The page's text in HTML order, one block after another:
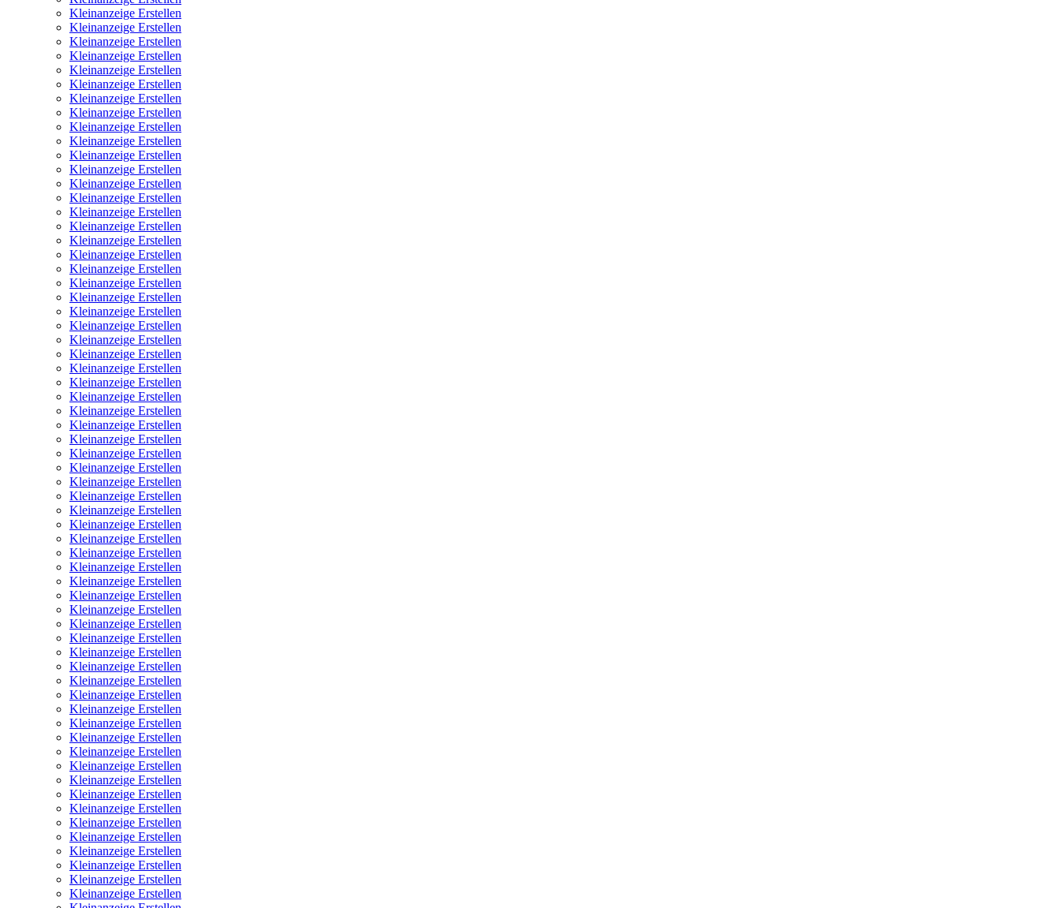
Kleinanzeige Erstellen
Kleinanzeige Erstellen
Kleinanzeige Erstellen
Kleinanzeige Erstellen
Kleinanzeige Erstellen
Kleinanzeige Erstellen
Kleinanzeige Erstellen
Kleinanzeige Erstellen
Kleinanzeige Erstellen
Kleinanzeige Erstellen
Kleinanzeige Erstellen
Kleinanzeige Erstellen
Kleinanzeige Erstellen
Kleinanzeige Erstellen
Kleinanzeige Erstellen
Kleinanzeige Erstellen
Kleinanzeige Erstellen
Kleinanzeige Erstellen
Kleinanzeige Erstellen
Kleinanzeige Erstellen
Kleinanzeige Erstellen
Kleinanzeige Erstellen
Kleinanzeige Erstellen
Kleinanzeige Erstellen
Kleinanzeige Erstellen
Kleinanzeige Erstellen
Kleinanzeige Erstellen
Kleinanzeige Erstellen
Kleinanzeige Erstellen
Kleinanzeige Erstellen
Kleinanzeige Erstellen
Kleinanzeige Erstellen
Kleinanzeige Erstellen
Kleinanzeige Erstellen
Kleinanzeige Erstellen
Kleinanzeige Erstellen
Kleinanzeige Erstellen
Kleinanzeige Erstellen
Kleinanzeige Erstellen
Kleinanzeige Erstellen
Kleinanzeige Erstellen
Kleinanzeige Erstellen
Kleinanzeige Erstellen
Kleinanzeige Erstellen
Kleinanzeige Erstellen
Kleinanzeige Erstellen
Kleinanzeige Erstellen
Kleinanzeige Erstellen
Kleinanzeige Erstellen
Kleinanzeige Erstellen
Kleinanzeige Erstellen
Kleinanzeige Erstellen
Kleinanzeige Erstellen
Kleinanzeige Erstellen
Kleinanzeige Erstellen
Kleinanzeige Erstellen
Kleinanzeige Erstellen
Kleinanzeige Erstellen
Kleinanzeige Erstellen
Kleinanzeige Erstellen
Kleinanzeige Erstellen
Kleinanzeige Erstellen
Kleinanzeige Erstellen